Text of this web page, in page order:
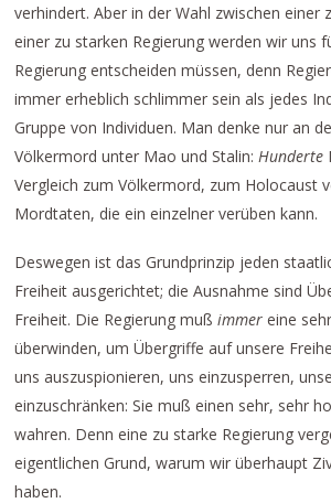
verhindert. Aber in der Wahl zwischen einer
einer zu starken Regierung werden wir uns
Regierung entscheiden müssen, denn
immer erheblich schlimmer sein als jedes
Gruppe von Individuen. Man denke nur an
Völkermord unter Mao und Stalin:Hunderte
Vergleich zum Völkermord, zum Holocaust
Mordtaten, die ein einzelner verüben kann.
Deswegen ist das Grundprinzip jeden
Freiheit ausgerichtet; die Ausnahme sind
Freiheit. Die Regierung mußimmer eine
überwinden, um Übergriffe auf unsere
uns auszuspionieren, uns einzusperren,
einzuschränken: Sie muß einen sehr, sehr
wahren. Denn eine zu starke Regierung
eigentlichen Grund, warum wir überhaupt
haben.